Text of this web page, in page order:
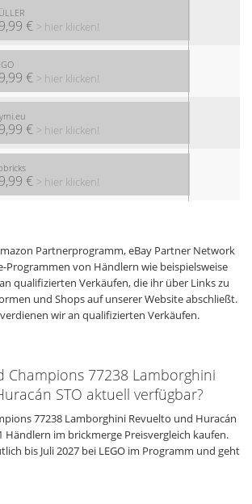
€ > hier klicken!
€ > hier klicken!
€ > hier klicken!
€ > hier klicken!
Partnerprogramm, eBay Partner Network
Programmen von Händlern wie beispielsweise
qualifizierten Verkäufen, die ihr über Links zu
und Shops auf unserer Website abschließt.
wir an qualifizierten Verkäufen.
Champions 77238 Lamborghini
STO aktuell verfügbar?
77238 Lamborghini Revuelto und Huracán
Händlern im brickmerge Preisvergleich kaufen.
bis Juli 2027 bei LEGO im Programm und geht